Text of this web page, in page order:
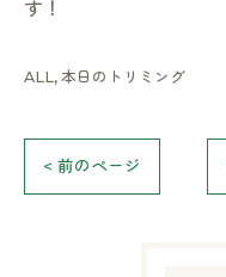
す！
ALL 本日のトリミング
< 前のページ